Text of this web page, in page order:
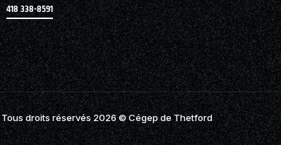
418 338-8591
Tous droits réservés 2026© Cégep de Thetford